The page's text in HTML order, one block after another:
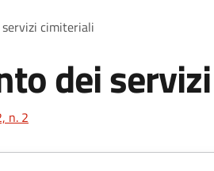
cimiteriali
dei
n. 2